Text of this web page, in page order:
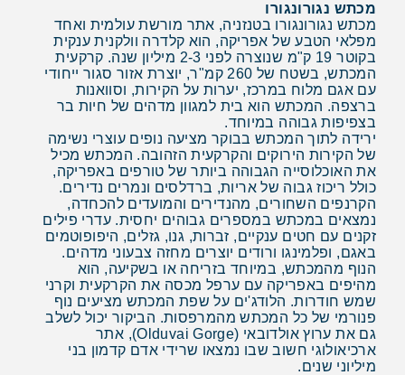
מכתש נגורונגורו
מכתש נגורונגורו בטנזניה, אתר מורשת עולמית ואחד
מפלאי הטבע של אפריקה, הוא קלדרה וולקנית ענקית
בקוטר 19 ק"מ שנוצרה לפני 2-3 מיליון שנה. קרקעית
המכתש, בשטח של 260 קמ"ר, יוצרת אזור סגור ייחודי
עם אגם מלוח במרכז, יערות על הקירות, וסוואנות
ברצפה. המכתש הוא בית למגוון מדהים של חיות בר
בצפיפות גבוהה במיוחד.
ירידה לתוך המכתש בבוקר מציעה נופים עוצרי נשימה
של הקירות הירוקים והקרקעית הזהובה. המכתש מכיל
את האוכלוסייה הגבוהה ביותר של טורפים באפריקה,
כולל ריכוז גבוה של אריות, ברדלסים ונמרים נדירים.
הקרנפים השחורים, מהנדירים והמועדים להכחדה,
נמצאים במכתש במספרים גבוהים יחסית. עדרי פילים
זקנים עם חטים ענקיים, זברות, גנו, גזלים, היפופוטמים
באגם, ופלמינגו ורודים יוצרים מחזה צבעוני מדהים.
הנוף מהמכתש, במיוחד בזריחה או בשקיעה, הוא
מהיפים באפריקה עם ערפל מכסה את הקרקעית וקרני
שמש חודרות. הלודג'ים על שפת המכתש מציעים נוף
פנורמי של כל המכתש מהמרפסות. הביקור יכול לשלב
גם את ערוץ אולדובאי (Olduvai Gorge), אתר
ארכיאולוגי חשוב שבו נמצאו שרידי אדם קדמון בני
מיליוני שנים.